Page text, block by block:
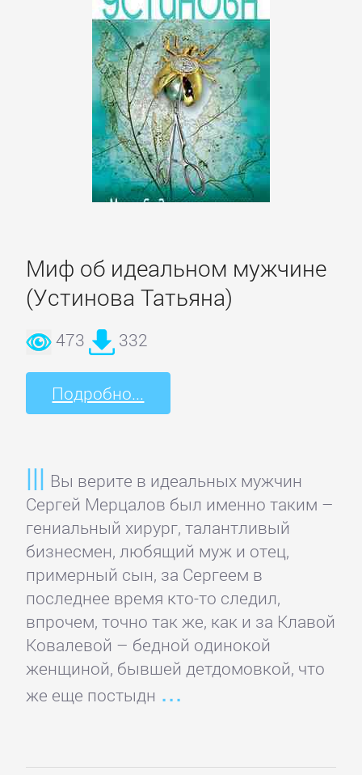
Миф об идеальном мужчине
(Устинова Татьяна)
473 332
Подробно...
Вы верите в идеальных мужчин
Сергей Мерцалов был именно таким –
гениальный хирург, талантливый
бизнесмен, любящий муж и отец,
примерный сын, за Сергеем в
последнее время кто-то следил,
впрочем, точно так же, как и за Клавой
Ковалевой – бедной одинокой
женщиной, бывшей детдомовкой, что
же еще постыдн
Интернет
Компьютерное
Компьютеры:
ОС
и
Сети
Программы
ЛЮБОВНЫЕ
РОМАНЫ
Зарубежные
любовные
романы
Исторические
любовные
романы